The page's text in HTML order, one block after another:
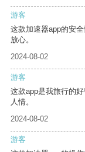
游客
这款加速器app的安
放心。
2024-08-02
游客
这款app是我旅行的
人情。
2024-08-02
游客